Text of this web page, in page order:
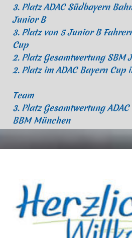
3. Platz ADAC Südbayern
Junior B
3. Platz von 5 Junior B
Cup
2. Platz Gesamtwertung SBM
2. Platz im ADAC Bayern Cup
Team
3. Platz Gesamtwertung
BBM München